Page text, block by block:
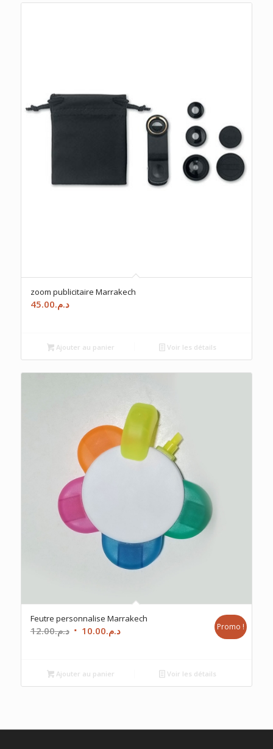
zoom publicitaire Marrakech
د.م.45.00
Ajouter au panier Voir les détails
Feutre personnalise Marrakech
د.م.12.00
Le
était :
د.م.12.00.
د.م.10.00
Le
د.م.10.00.
Promo !
Ajouter au panier Voir les détails